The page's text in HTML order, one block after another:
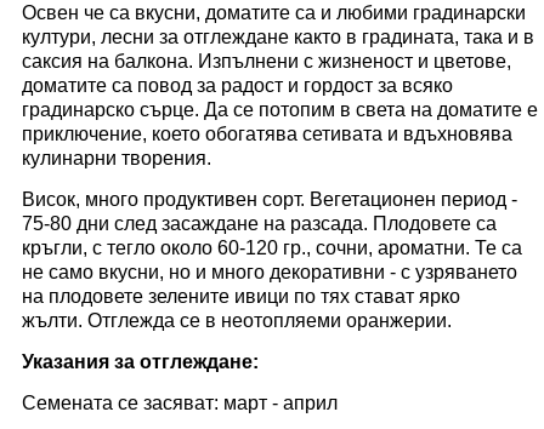
Освен че са вкусни, доматите са и любими градинарски
култури, лесни за отглеждане както в градината, така и в
саксия на балкона. Изпълнени с жизненост и цветове,
доматите са повод за радост и гордост за всяко
градинарско сърце. Да се потопим в света на доматите е
приключение, което обогатява сетивата и вдъхновява
кулинарни творения.
Висок, много продуктивен сорт. Вегетационен период -
75-80 дни след засаждане на разсада. Плодовете са
кръгли, с тегло около 60-120 гр., сочни, ароматни. Те са
не само вкусни, но и много декоративни - с узряването
на плодовете зелените ивици по тях стават ярко
жълти. Отглежда се в неотопляеми оранжерии.
Указания за отглеждане:
Семената се засяват: март - април